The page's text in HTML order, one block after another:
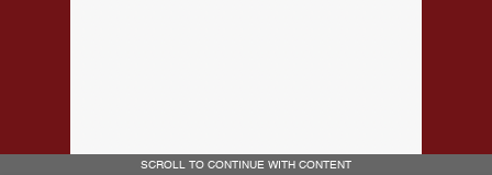
SCROLL TO CONTINUE WITH CONTENT